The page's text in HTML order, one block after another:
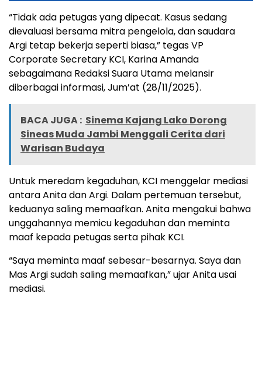
“Tidak ada petugas yang dipecat. Kasus sedang
dievaluasi bersama mitra pengelola, dan saudara
Argi tetap bekerja seperti biasa,” tegas VP
Corporate Secretary KCI, Karina Amanda
sebagaimana Redaksi Suara Utama melansir
diberbagai informasi, Jum’at (28/11/2025).
BACA JUGA : Sinema Kajang Lako Dorong
Sineas Muda Jambi Menggali Cerita dari
Warisan Budaya
Untuk meredam kegaduhan, KCI menggelar mediasi
antara Anita dan Argi. Dalam pertemuan tersebut,
keduanya saling memaafkan. Anita mengakui bahwa
unggahannya memicu kegaduhan dan meminta
maaf kepada petugas serta pihak KCI.
“Saya meminta maaf sebesar-besarnya. Saya dan
Mas Argi sudah saling memaafkan,” ujar Anita usai
mediasi.